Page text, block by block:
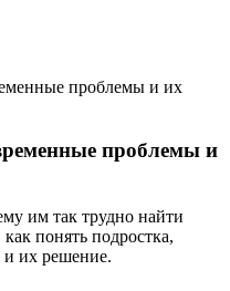
проблемы и их
проблемы и
им так трудно найти
понять подростка,
их решение.